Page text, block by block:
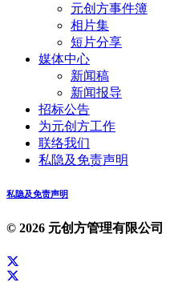
元创方事件簿
相片集
短片分享
媒体中心
新闻稿
新闻报导
招标公告
为元创方工作
联络我们
私隐及免责声明
私隐及免责声明
© 2026 元创方管理有限公司